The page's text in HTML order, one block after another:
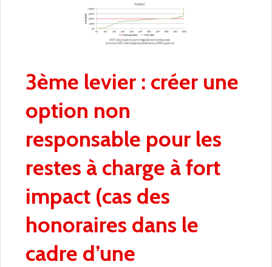
3ème levier : créer une
option non
responsable pour les
restes à charge à fort
impact (cas des
honoraires dans le
cadre d’une